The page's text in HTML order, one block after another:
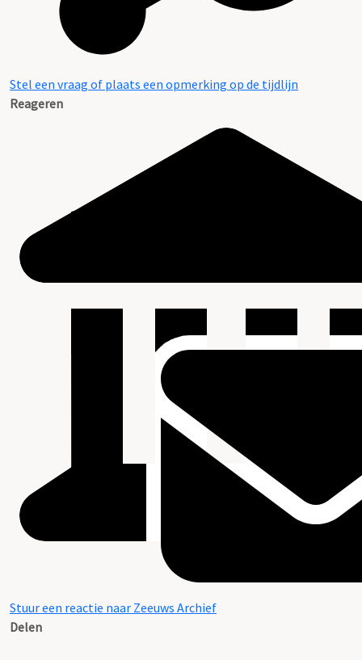
Stel een vraag of plaats een opmerking op de tijdlijn
Reageren
Stuur een reactie naar Zeeuws Archief
Delen